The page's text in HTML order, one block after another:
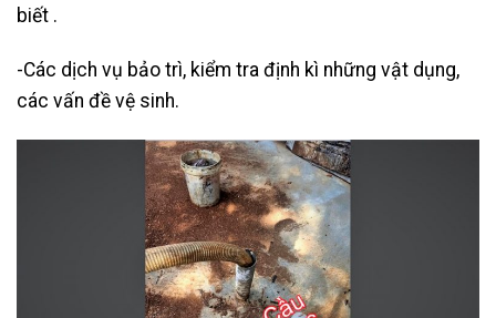
biết .
-Các dịch vụ bảo trì, kiểm tra định kì những vật dụng,
các vấn đề vệ sinh.